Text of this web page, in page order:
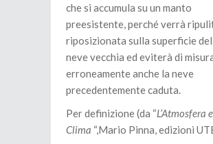
che si accumula su un manto
preesistente, perché verrà
riposizionata sulla superficie
neve vecchia ed eviterà di
erroneamente anche la neve
precedentemente caduta.
Per definizione (da “L’Atmosfera
Clima “,Mario Pinna, edizioni